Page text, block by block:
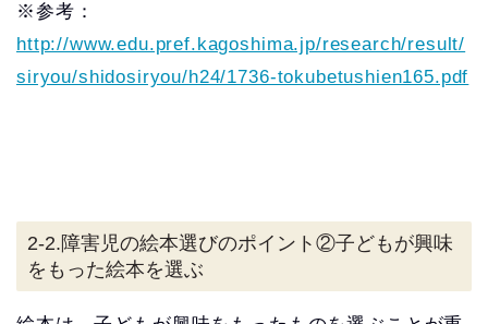
※参考：
http://www.edu.pref.kagoshima.jp/research/result/
siryou/shidosiryou/h24/1736-tokubetushien165.pdf
2-2.障害児の絵本選びのポイント②子どもが興味
をもった絵本を選ぶ